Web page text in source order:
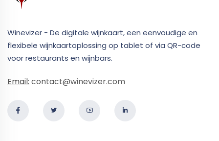
Winevizer - De digitale wijnkaart, een eenvoudige en
flexibele wijnkaartoplossing op tablet of via QR-code
voor restaurants en wijnbars.
Email: contact@winevizer.com